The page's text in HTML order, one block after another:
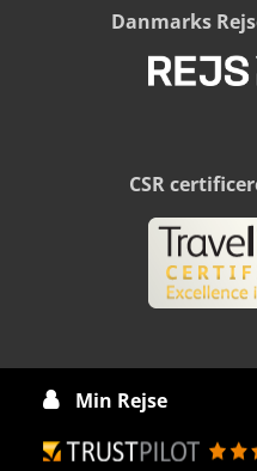
Danmarks
CSR
 Min Rejse